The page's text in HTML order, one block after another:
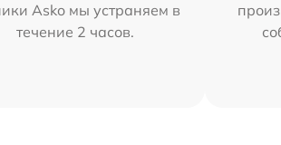
Asko мы устраняем в
течение 2 часов.